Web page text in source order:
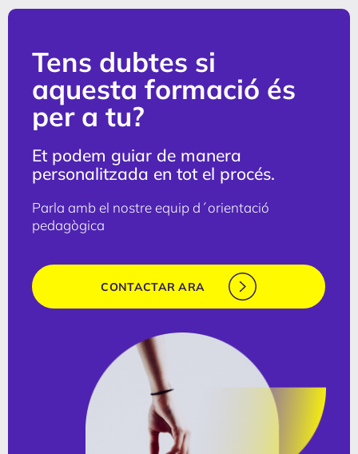
Tens dubtes si
aquesta formació és
per a tu?
Et podem guiar de manera
personalitzada en tot el procés.
Parla amb el nostre equip d´orientació
pedagògica
CONTACTAR ARA